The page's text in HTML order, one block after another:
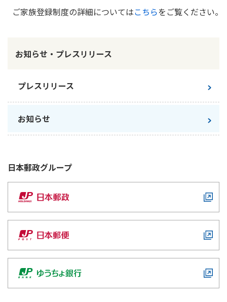
お手続き一覧
ログイン
ご契約内容の確認
お客さまに関する情報等の確認の取り組み
終身保険
学資保険
お見積りシミュレーション
保険の探し方のポイント
これからのライフイベントでかかる費用とは？
ご契約手続きの流れ
保険料のお払込方法
お役立ち情報
法人向け資料請求
お問い合わせ先
保険
医療
お金
ライフプラン
健康情報
かんぽ生命について
ご挨拶
経営理念・経営戦略
会社概要
株主・投資家のみなさまへ
日本郵政グループとしての取り組み
採用情報
CM・オウンドメディア／ソーシャルメディア
かんぽブランド
サステナビリティ
株主・投資家のみなさまへ
採用情報
English
ご家族登録制度の詳細についてはこちらをご覧ください。
お知らせ・プレスリリース
プレスリリース
お知らせ
日本郵政グループ